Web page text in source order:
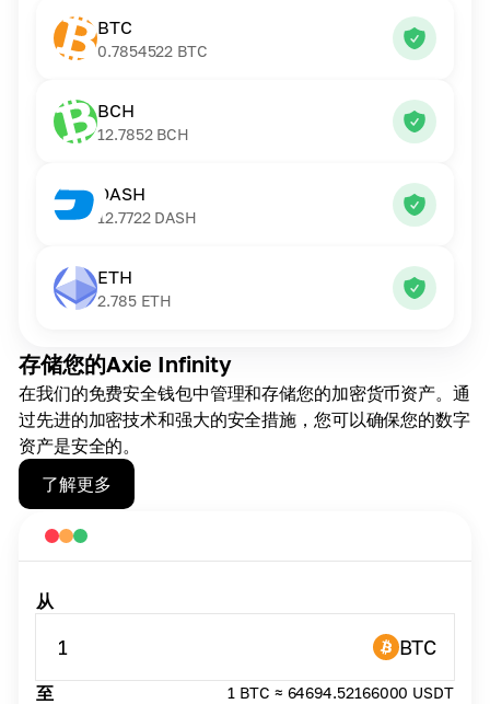
存储您的Axie Infinity
在我们的免费安全钱包中管理和存储您的加密货币资产。通
过先进的加密技术和强大的安全措施，您可以确保您的数字
资产是安全的。
了解更多
BTC
0.7854522 BTC
BCH
12.7852 BCH
DASH
12.7722 DASH
ETH
2.785 ETH
从
1 BTC
至 1 BTC ≈ 64694.52166000 USDT